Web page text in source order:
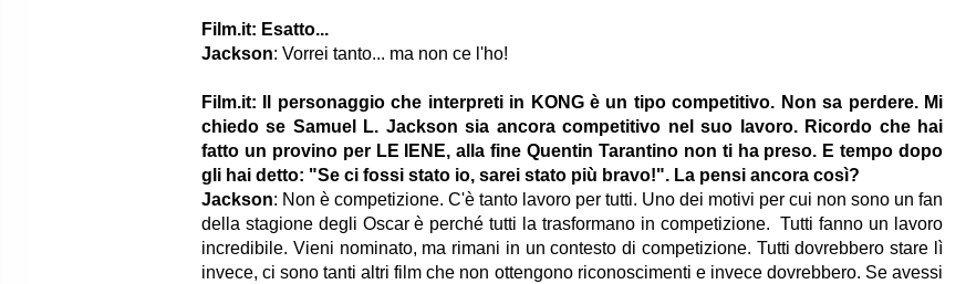
Film.it: Esatto...
Jackson: Vorrei tanto... ma non ce l'ho!
Film.it: Il personaggio che interpreti in KONG è un tipo competitivo. Non sa perdere. Mi
chiedo se Samuel L. Jackson sia ancora competitivo nel suo lavoro. Ricordo che hai
fatto un provino per LE IENE, alla fine Quentin Tarantino non ti ha preso. E tempo dopo
gli hai detto: "Se ci fossi stato io, sarei stato più bravo!". La pensi ancora così?
Jackson: Non è competizione. C'è tanto lavoro per tutti. Uno dei motivi per cui non sono un fan
della stagione degli Oscar è perché tutti la trasformano in competizione. Tutti fanno un lavoro
incredibile. Vieni nominato, ma rimani in un contesto di competizione. Tutti dovrebbero stare lì
invece, ci sono tanti altri film che non ottengono riconoscimenti e invece dovrebbero. Se avessi